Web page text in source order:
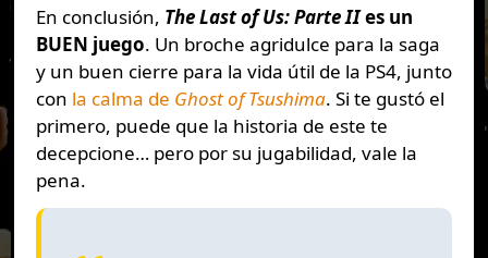
En conclusión, The Last of Us: Parte IIes un
BUEN juego. Un broche agridulce para la saga
y un buen cierre para la vida útil de la PS4, junto
con la calma de Ghost of Tsushima. Si te gustó el
primero, puede que la historia de este te
decepcione… pero por su jugabilidad, vale la
pena.